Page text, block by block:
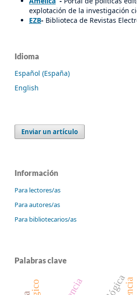
explotación de la investigación
EZB- Biblioteca de Revistas
Idioma
Español (España)
English
Enviar un artículo
Información
Para lectores/as
Para autores/as
Para bibliotecarios/as
Palabras clave